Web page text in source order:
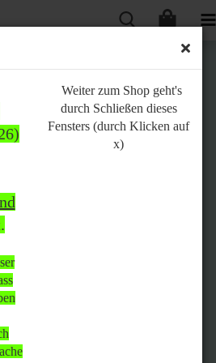
Weiter zum Shop geht's
durch Schließen dieses
Fensters (durch Klicken auf
x)